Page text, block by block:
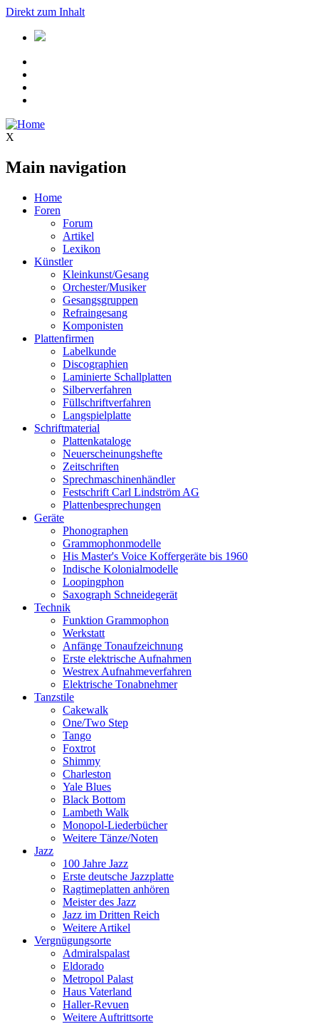
Direkt zum Inhalt
X
Main navigation
Home
Foren
Forum
Artikel
Lexikon
Künstler
Kleinkunst/Gesang
Orchester/Musiker
Gesangsgruppen
Refraingesang
Komponisten
Plattenfirmen
Labelkunde
Discographien
Laminierte Schallplatten
Silberverfahren
Füllschriftverfahren
Langspielplatte
Schriftmaterial
Plattenkataloge
Neuerscheinungshefte
Zeitschriften
Sprechmaschinenhändler
Festschrift Carl Lindström AG
Plattenbesprechungen
Geräte
Phonographen
Grammophonmodelle
His Master's Voice Koffergeräte bis 1960
Indische Kolonialmodelle
Loopingphon
Saxograph Schneidegerät
Technik
Funktion Grammophon
Werkstatt
Anfänge Tonaufzeichnung
Erste elektrische Aufnahmen
Westrex Aufnahmeverfahren
Elektrische Tonabnehmer
Tanzstile
Cakewalk
One/Two Step
Tango
Foxtrot
Shimmy
Charleston
Yale Blues
Black Bottom
Lambeth Walk
Monopol-Liederbücher
Weitere Tänze/Noten
Jazz
100 Jahre Jazz
Erste deutsche Jazzplatte
Ragtimeplatten anhören
Meister des Jazz
Jazz im Dritten Reich
Weitere Artikel
Vergnügungsorte
Admiralspalast
Eldorado
Metropol Palast
Haus Vaterland
Haller-Revuen
Weitere Auftrittsorte